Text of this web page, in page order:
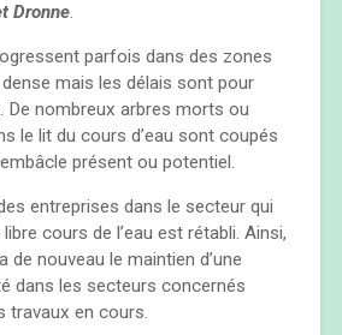
Dronne.
parfois dans des zones
mais les délais sont pour
De nombreux arbres morts ou
le lit du cours d’eau sont coupés
présent ou potentiel.
entreprises dans le secteur qui
cours de l’eau est rétabli. Ainsi,
de nouveau le maintien d’une
dans les secteurs concernés
travaux en cours.